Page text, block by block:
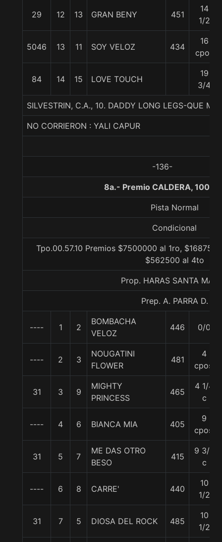
29 12 13 GRAN BENY 451
14
1/2
5046 13 11 SOY VELOZ 434
16
cpos
84 14 15 LOVE TOUCH
19
3/4
SILVESTRIN, C.A., 10. DADDY LONG LEGS-QUE
NO CORRIERON : YALI CAPUR
-136-
8a.- Premio CALDERA, 1000
Pista Normal
Condicional
Tpo.00.57.10 Premios $7500000 al 1ro,
$562500 al 4to
Prop. HARAS SANTA
Prep. A. PARRA D.
---- 1 2
BOMBACHA
VELOZ
446 0/0
---- 2 3
NOUGATINI
FLOWER
481
4
cpos.
31 3 9
MIGHTY
PRINCESS
465
4 1/4
c
---- 4 6 BIANCA MIA 405
9
cpos.
31 5 7
ME DAS OTRO
BESO
415
9 3/4
c
---- 6 8 CARRE' 440
10
1/2
31 7 5 DIOSA DEL ROCK 485
10
1/2